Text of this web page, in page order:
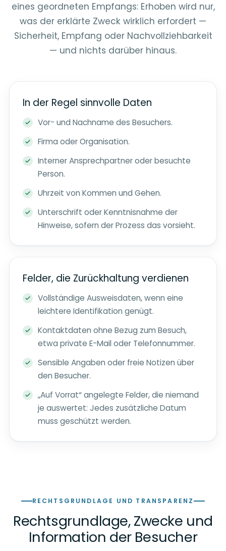
eines geordneten Empfangs: Erhoben wird nur,
was der erklärte Zweck wirklich erfordert —
Sicherheit, Empfang oder Nachvollziehbarkeit
— und nichts darüber hinaus.
In der Regel sinnvolle Daten
Vor- und Nachname des Besuchers.
Firma oder Organisation.
Interner Ansprechpartner oder besuchte
Person.
Uhrzeit von Kommen und Gehen.
Unterschrift oder Kenntnisnahme der
Hinweise, sofern der Prozess das vorsieht.
Felder, die Zurückhaltung verdienen
Vollständige Ausweisdaten, wenn eine
leichtere Identifikation genügt.
Kontaktdaten ohne Bezug zum Besuch,
etwa private E-Mail oder Telefonnummer.
Sensible Angaben oder freie Notizen über
den Besucher.
„Auf Vorrat“ angelegte Felder, die niemand
je auswertet: Jedes zusätzliche Datum
muss geschützt werden.
RECHTSGRUNDLAGE UND TRANSPARENZ
Rechtsgrundlage, Zwecke und
Information der Besucher